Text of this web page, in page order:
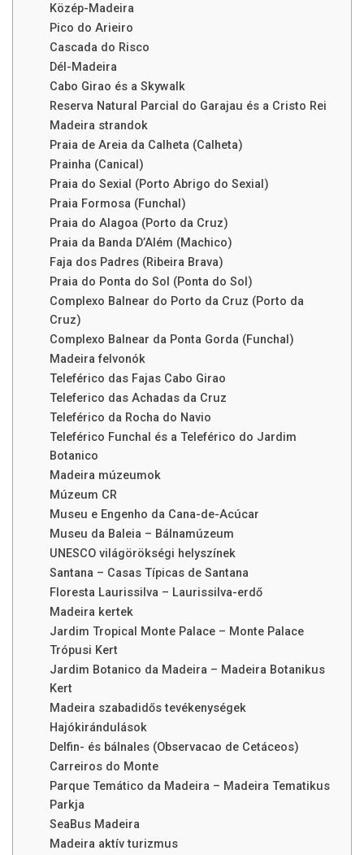
Közép-Madeira
Pico do Arieiro
Cascada do Risco
Dél-Madeira
Cabo Girao és a Skywalk
Reserva Natural Parcial do Garajau és a Cristo Rei
Madeira strandok
Praia de Areia da Calheta (Calheta)
Prainha (Canical)
Praia do Sexial (Porto Abrigo do Sexial)
Praia Formosa (Funchal)
Praia do Alagoa (Porto da Cruz)
Praia da Banda D’Além (Machico)
Faja dos Padres (Ribeira Brava)
Praia do Ponta do Sol (Ponta do Sol)
Complexo Balnear do Porto da Cruz (Porto da
Cruz)
Complexo Balnear da Ponta Gorda (Funchal)
Madeira felvonók
Teleférico das Fajas Cabo Girao
Teleferico das Achadas da Cruz
Teleférico da Rocha do Navio
Teleférico Funchal és a Teleférico do Jardim
Botanico
Madeira múzeumok
Múzeum CR
Museu e Engenho da Cana-de-Acúcar
Museu da Baleia – Bálnamúzeum
UNESCO világörökségi helyszínek
Santana – Casas Típicas de Santana
Floresta Laurissilva – Laurissilva-erdő
Madeira kertek
Jardim Tropical Monte Palace – Monte Palace
Trópusi Kert
Jardim Botanico da Madeira – Madeira Botanikus
Kert
Madeira szabadidős tevékenységek
Hajókirándulások
Delfin- és bálnales (Observacao de Cetáceos)
Carreiros do Monte
Parque Temático da Madeira – Madeira Tematikus
Parkja
SeaBus Madeira
Madeira aktív turizmus